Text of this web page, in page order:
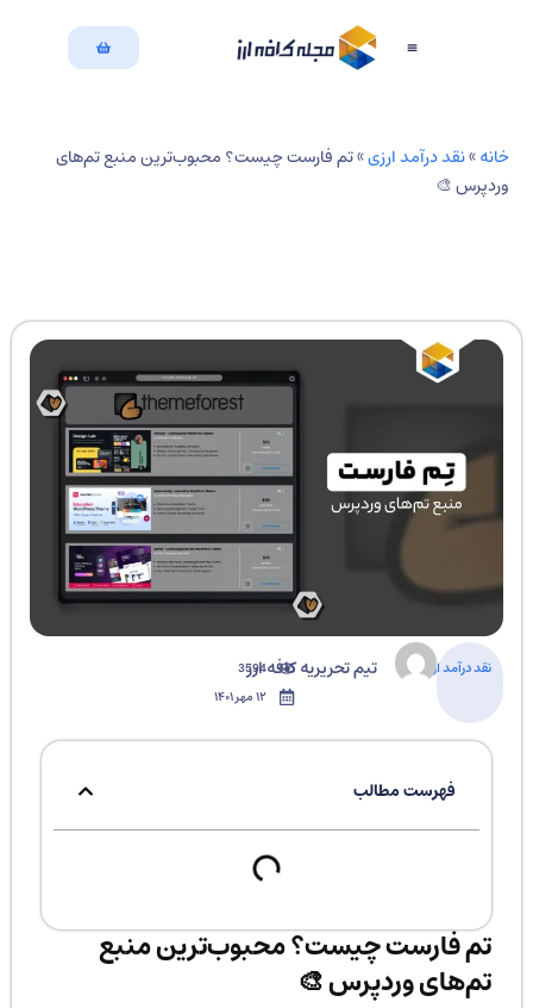
»نقد درآمد ارزی»تم فارست چیست؟ محبوب‌ترین منبع تم‌های
🎨
نقد درآمد ارزی تیم تحریریه کافه ارز
3594
۱۲ مهر ۱۴۰۱
فهرست مطالب
تم فارست چیست؟ محبوب‌ترین منبع
تم‌های وردپرس 🎨